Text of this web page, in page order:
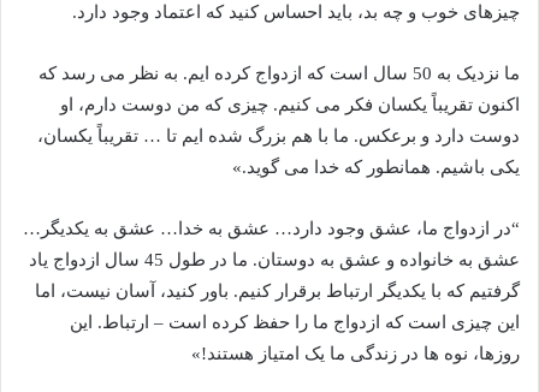
چیزهای خوب و چه بد، باید احساس کنید که اعتماد وجود دارد.
ما نزدیک به 50 سال است که ازدواج کرده ایم. به نظر می رسد که
اکنون تقریباً یکسان فکر می کنیم. چیزی که من دوست دارم، او
دوست دارد و برعکس. ما با هم بزرگ شده ایم تا … تقریباً یکسان،
یکی باشیم. همانطور که خدا می گوید.»
“در ازدواج ما، عشق وجود دارد… عشق به خدا… عشق به یکدیگر…
عشق به خانواده و عشق به دوستان. ما در طول 45 سال ازدواج یاد
گرفتیم که با یکدیگر ارتباط برقرار کنیم. باور کنید، آسان نیست، اما
این چیزی است که ازدواج ما را حفظ کرده است – ارتباط. این
روزها، نوه ها در زندگی ما یک امتیاز هستند!»